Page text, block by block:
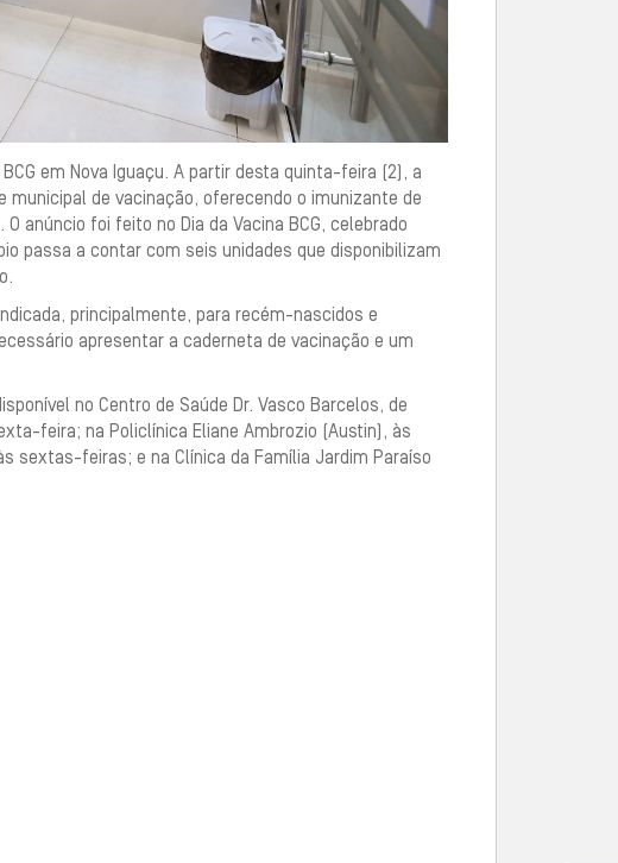
em Nova Iguaçu. A partir desta quinta-feira (2), a
municipal de vacinação, oferecendo o imunizante de
anúncio foi feito no Dia da Vacina BCG, celebrado
passa a contar com seis unidades que disponibilizam
principalmente, para recém-nascidos e
apresentar a caderneta de vacinação e um
no Centro de Saúde Dr. Vasco Barcelos, de
feira; na Policlínica Eliane Ambrozio (Austin), às
sextas-feiras; e na Clínica da Família Jardim Paraíso